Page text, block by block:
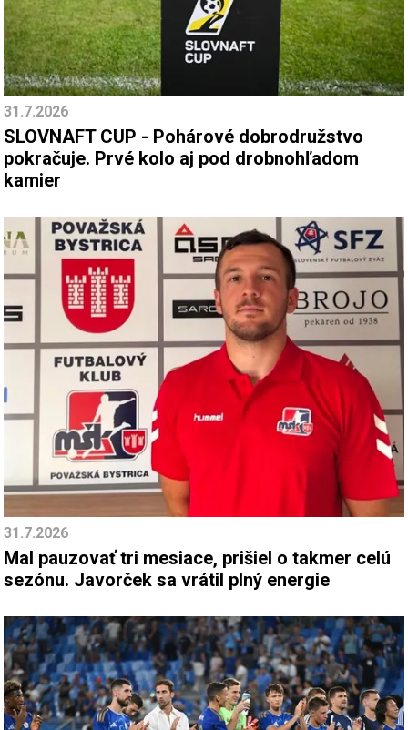
31.7.2026
SLOVNAFT CUP - Pohárové dobrodružstvo
pokračuje. Prvé kolo aj pod drobnohľadom
kamier
31.7.2026
Mal pauzovať tri mesiace, prišiel o takmer celú
sezónu. Javorček sa vrátil plný energie